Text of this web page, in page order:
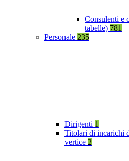
Consulenti e
tabelle) 781
Personale 235
Dirigenti 1
Titolari di incarichi
vertice 2